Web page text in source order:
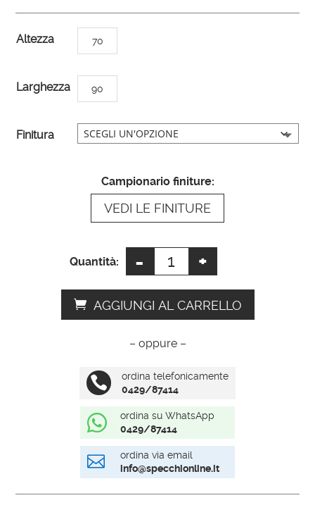
Altezza 70
Larghezza 90
Finitura
Campionario finiture:
VEDI LE FINITURE
Quantità: -
Specchio
contenitore
+
AGGIUNGI AL CARRELLO
A
e
n
– oppure –

ordina telefonicamente
0429/87414

ordina su WhatsApp
0429/87414

ordina via email
info@specchionline.it